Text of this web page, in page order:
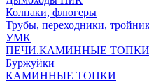
Колпаки, флюгеры
Трубы, переходники,
УМК
ПЕЧИ.КАМИННЫЕ
Буржуйки
КАМИННЫЕ ТОПКИ